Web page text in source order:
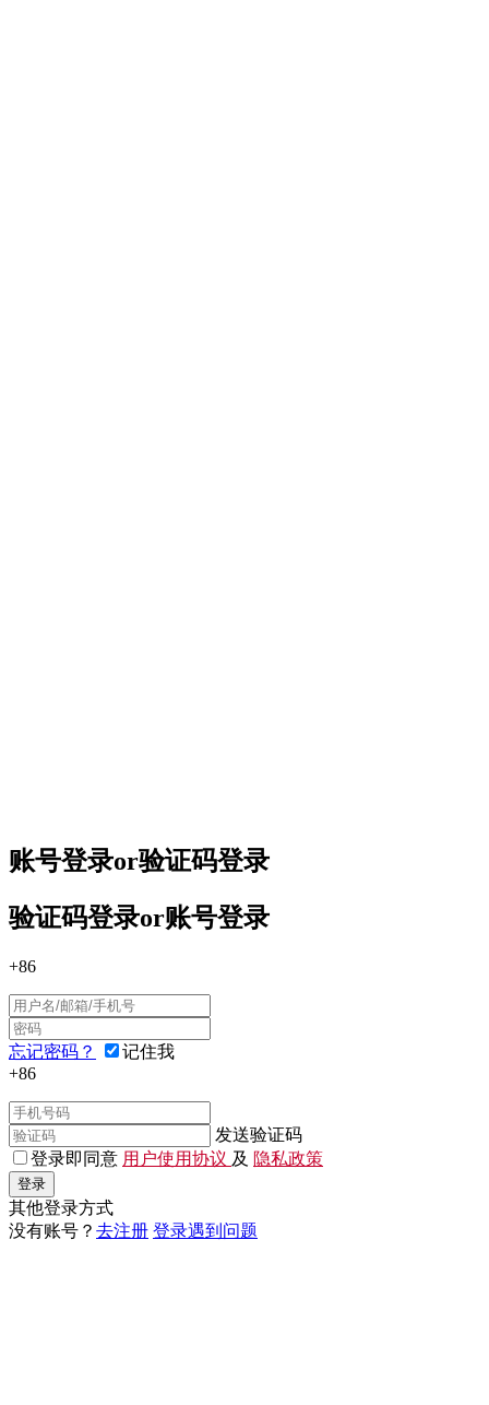
账号登录or验证码登录
验证码登录or账号登录
+86
忘记密码？
记住我
+86
发送验证码
登录即同意 用户使用协议 及 隐私政策
登录
其他登录方式
没有账号？ 去注册 登录遇到问题